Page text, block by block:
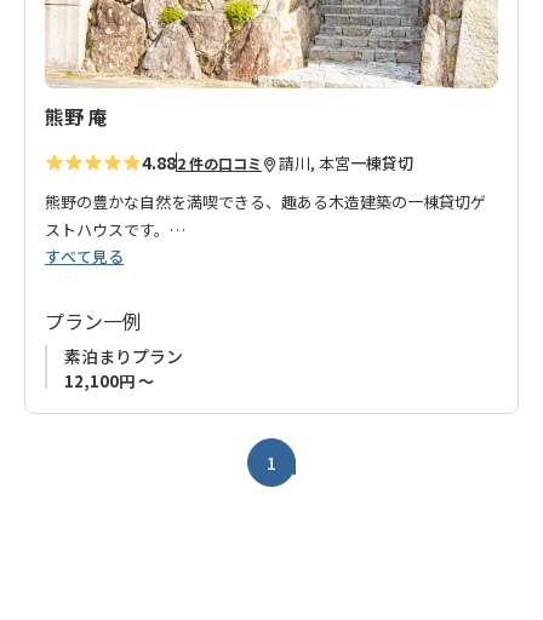
熊野 庵
4.882 件の口コミ 請川, 本宮一棟貸切
熊野の豊かな自然を満喫できる、趣ある木造建築の一棟貸切ゲ
ストハウスです。
世界遺産『紀伊山地の霊場と参詣道』の中心に位置し、熊野三
熊野本宮大社や温泉（湯の峰温泉・川湯温泉・わたらせ温泉）
へも車で10分圏内とアクセスも便利です。熊野古道を目的とし
た方はもちろん、都会を離れゆっくりと自然を満喫したい方に
もオススメです！
贅沢な空間で、旅の疲れを癒してください。
すべて見る
プラン一例
素泊まりプラン
12,100円 ～
1